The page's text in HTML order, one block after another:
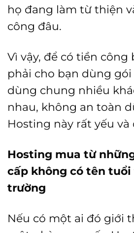
họ đang làm từ thiện
công đâu.
Vì vậy, để có tiền công
phải cho bạn dùng
dùng chung nhiều
nhau, không an toàn
Hosting này rất yếu
Hosting mua từ
cấp không có tên
trường
Nếu có một ai đó giới